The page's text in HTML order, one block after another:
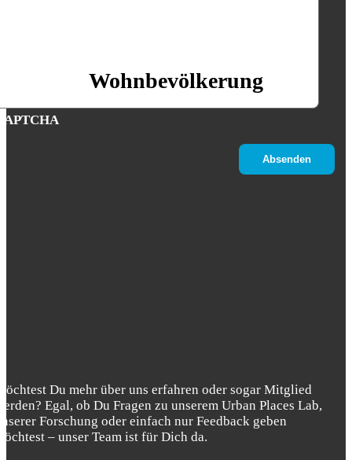
Wohnbevölkerung
Du mehr über uns erfahren oder sogar Mitglied
Egal, ob Du Fragen zu unserem Urban Places Lab,
Forschung oder einfach nur Feedback geben
– unser Team ist für Dich da.